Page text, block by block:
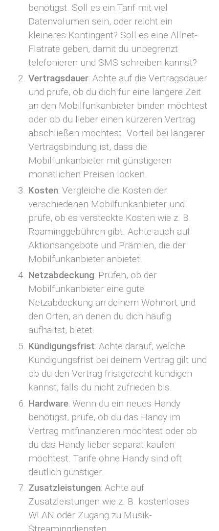
benötigst. Soll es ein Tarif mit viel
Datenvolumen sein, oder reicht ein
kleineres Kontingent? Soll es eine Allnet-
Flatrate geben, damit du unbegrenzt
telefonieren und SMS schreiben kannst?
Vertragsdauer: Achte auf die Vertragsdauer
und prüfe, ob du dich für eine längere Zeit
an den Mobilfunkanbieter binden möchtest
oder ob du lieber einen kürzeren Vertrag
abschließen möchtest. Vorteil bei längerer
Vertragsbindung ist, dass die
Mobilfunkanbieter mit günstigeren
monatlichen Preisen locken.
Kosten: Vergleiche die Kosten der
verschiedenen Mobilfunkanbieter und
prüfe, ob es versteckte Kosten wie z. B.
Roaminggebühren gibt. Achte auch auf
Aktionsangebote und Prämien, die der
Mobilfunkanbieter anbietet.
Netzabdeckung: Prüfen, ob der
Mobilfunkanbieter eine gute
Netzabdeckung an deinem Wohnort und
den Orten, an denen du dich häufig
aufhältst, bietet.
Kündigungsfrist: Achte darauf, welche
Kündigungsfrist bei deinem Vertrag gilt und
ob du den Vertrag fristgerecht kündigen
kannst, falls du nicht zufrieden bis.
Hardware: Wenn du ein neues Handy
benötigst, prüfe, ob du das Handy im
Vertrag mitfinanzieren möchtest oder ob
du das Handy lieber separat kaufen
möchtest. Tarife ohne Handy sind oft
deutlich günstiger.
Zusatzleistungen: Achte auf
Zusatzleistungen wie z. B. kostenloses
WLAN oder Zugang zu Musik-